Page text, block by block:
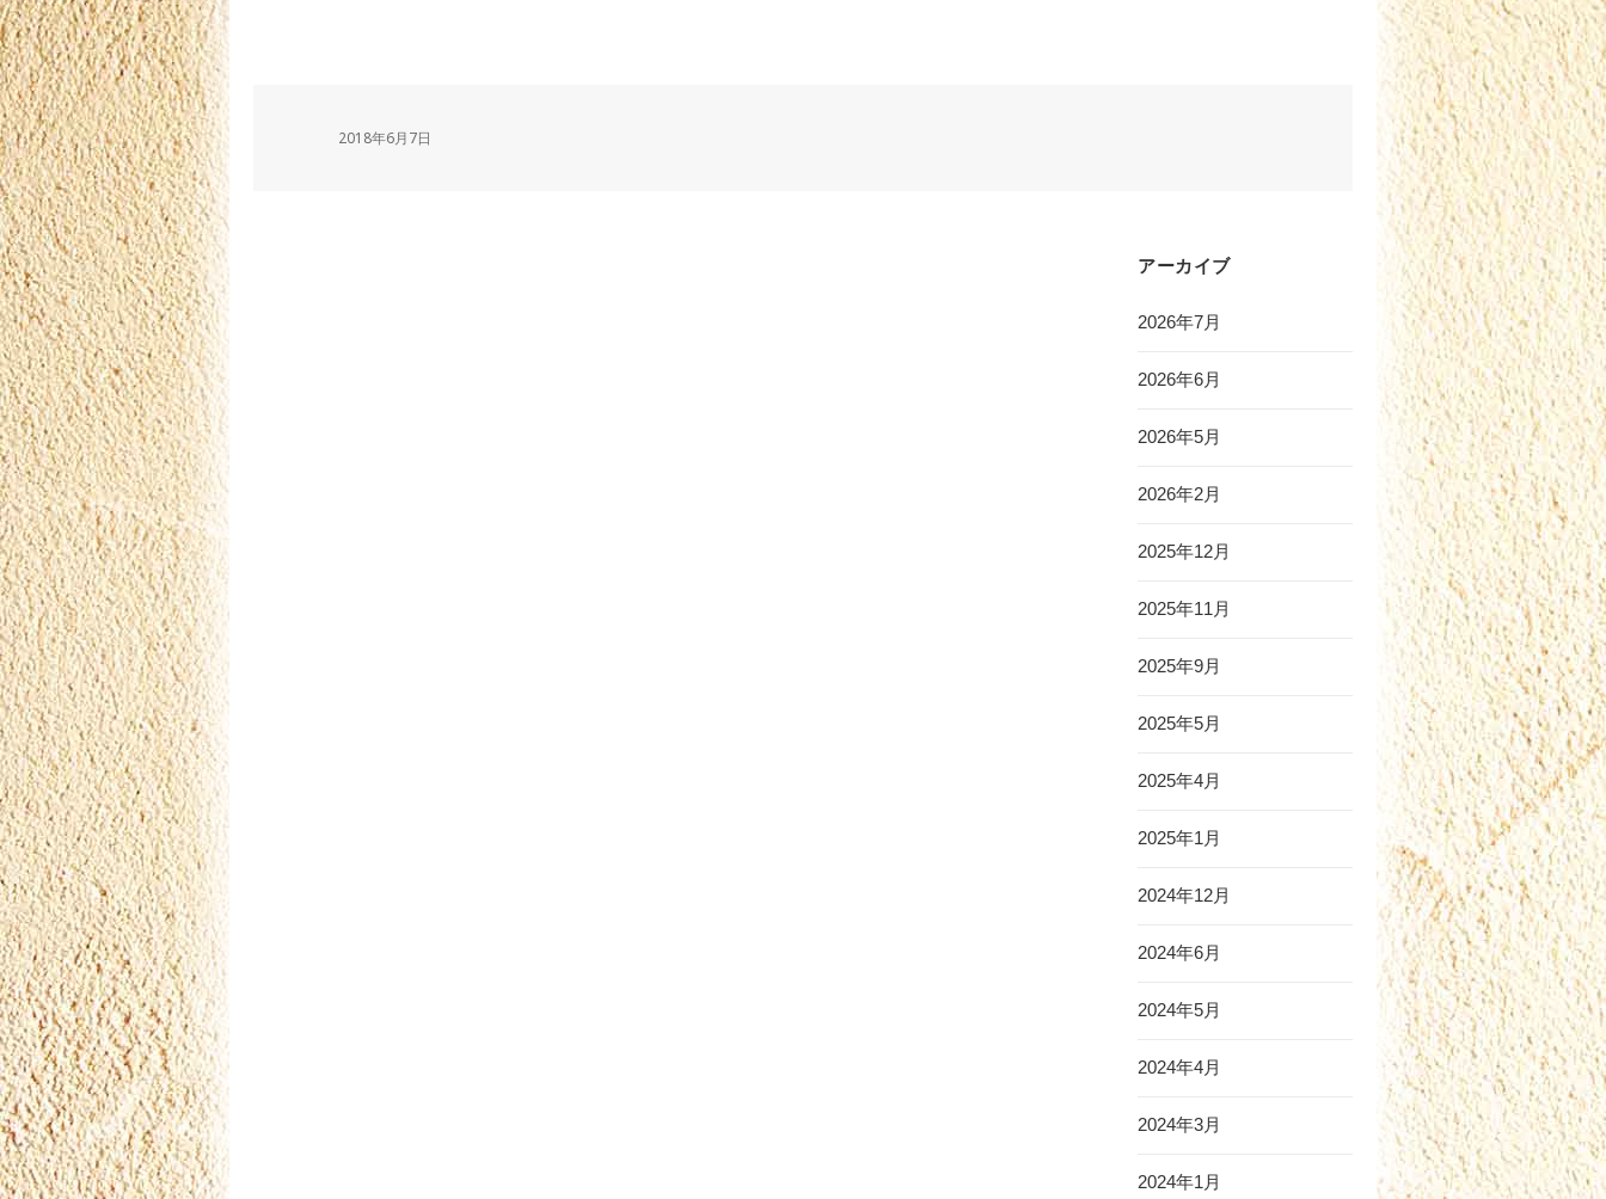
2018年6月7日
アーカイブ
2026年7月
2026年6月
2026年5月
2026年2月
2025年12月
2025年11月
2025年9月
2025年5月
2025年4月
2025年1月
2024年12月
2024年6月
2024年5月
2024年4月
2024年3月
2024年1月